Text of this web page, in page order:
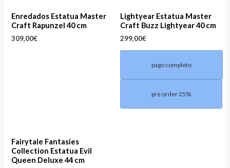
Enredados Estatua Master
Craft Rapunzel 40 cm
309,00€
Lightyear Estatua Master
Craft Buzz Lightyear 40 cm
299,00€
pago completo
pre order 25%
Fairytale Fantasies
Collection Estatua Evil
Queen Deluxe 44 cm